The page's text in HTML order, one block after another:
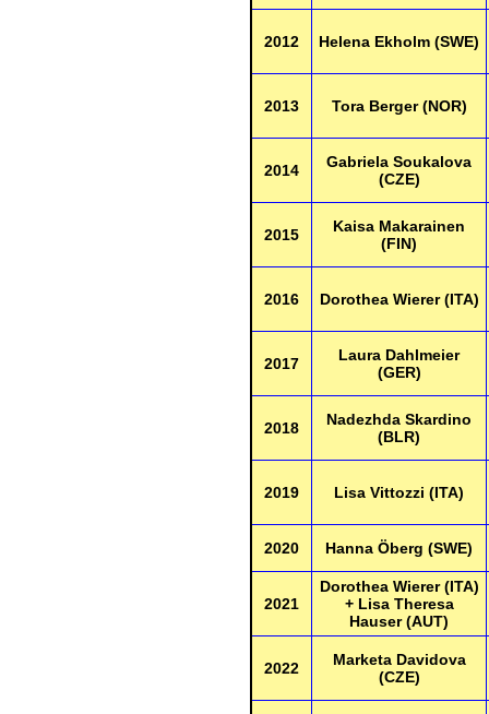
2012 Helena Ekholm (SWE)
2013 Tora Berger (NOR)
2014
Gabriela Soukalova
(CZE)
2015
Kaisa Makarainen
(FIN)
2016 Dorothea Wierer (ITA)
2017
Laura Dahlmeier
(GER)
2018
Nadezhda Skardino
(BLR)
2019 Lisa Vittozzi (ITA)
2020 Hanna Öberg (SWE)
2021
Dorothea Wierer (ITA)
+ Lisa Theresa
Hauser (AUT)
2022
Marketa Davidova
(CZE)